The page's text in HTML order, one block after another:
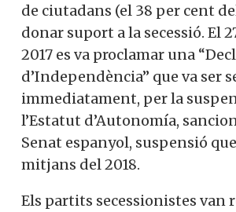
de ciutadans (el 38 per cent
donar suport a la secessió. El
2017 es va proclamar una
d’Independència” que va ser
immediatament, per la
l’Estatut d’Autonomía,
Senat espanyol, suspensió
mitjans del 2018.
Els partits secessionistes van